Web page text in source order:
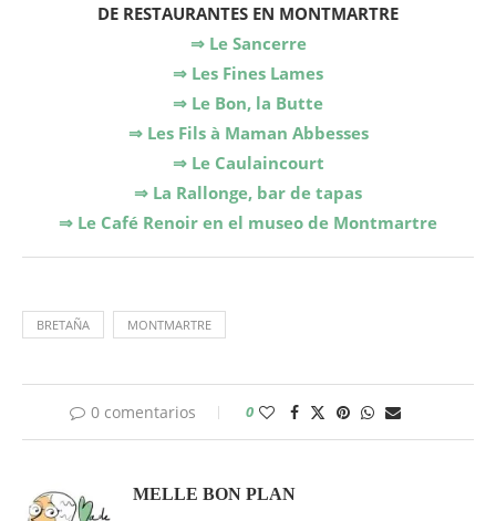
DE RESTAURANTES EN MONTMARTRE
⇒ Le Sancerre
⇒ Les Fines Lames
⇒ Le Bon, la Butte
⇒ Les Fils à Maman Abbesses
⇒ Le Caulaincourt
⇒ La Rallonge, bar de tapas
⇒ Le Café Renoir en el museo de Montmartre
BRETAÑA MONTMARTRE
0 comentarios 0
MELLE BON PLAN